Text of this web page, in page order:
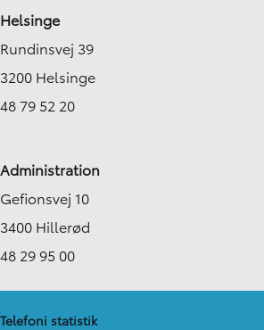
Helsinge
Rundinsvej 39
3200 Helsinge
48 79 52 20
Administration
Gefionsvej 10
3400 Hillerød
48 29 95 00
Telefoni statistik